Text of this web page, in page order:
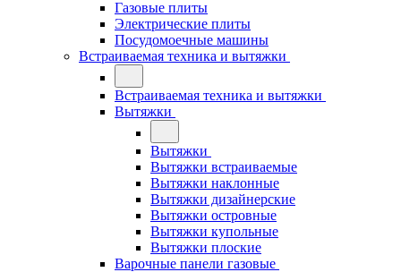
Газовые плиты
Электрические плиты
Посудомоечные машины
Встраиваемая техника и вытяжки
Встраиваемая техника и вытяжки
Вытяжки
Вытяжки
Вытяжки встраиваемые
Вытяжки наклонные
Вытяжки дизайнерские
Вытяжки островные
Вытяжки купольные
Вытяжки плоские
Варочные панели газовые